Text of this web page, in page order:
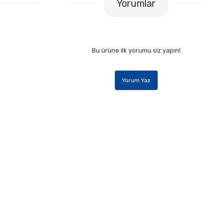
Yorumlar
Bu ürüne ilk yorumu siz yapın!
Yorum Yaz